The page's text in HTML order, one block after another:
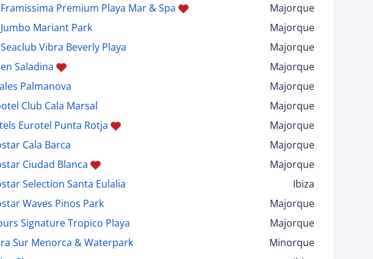
Premium Playa Mar & Spa
Majorque
Mariant Park
Majorque
Vibra Beverly Playa
Majorque
Saladina
Majorque
Palmanova
Majorque
Club Cala Marsal
Majorque
Eurotel Punta Rotja
Majorque
Cala Barca
Majorque
Ciudad Blanca
Majorque
Selection Santa Eulalia
Ibiza
Waves Pinos Park
Majorque
Signature Tropico Playa
Majorque
Sur Menorca & Waterpark
Minorque